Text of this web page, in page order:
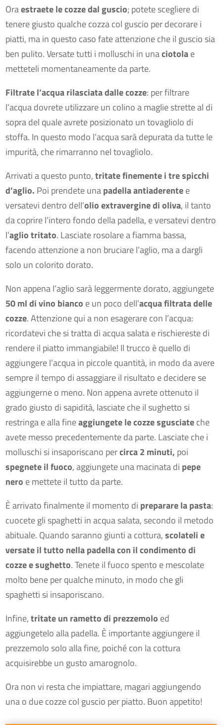
Oraestraete le cozze dal guscio; potete scegliere di
tenere giusto qualche cozza col guscio per decorare i
piatti, ma in questo caso fate attenzione che il guscio sia
ben pulito. Versate tutti i molluschi in unaciotolae
metteteli momentaneamente da parte.
Filtrate l’acqua rilasciata dalle cozze: per filtrare
l’acqua dovrete utilizzare un colino a maglie strette al di
sopra del quale avrete posizionato un tovagliolo di
stoffa. In questo modo l’acqua sarà depurata da tutte le
impurità, che rimarranno nel tovagliolo.
Arrivati a questo punto,tritate finemente i tre spicchi
d’aglio. Poi prendete unapadella antiaderentee
versatevi dentro dell’olio extravergine di oliva, il tanto
da coprire l’intero fondo della padella, e versatevi dentro
l’aglio tritato. Lasciate rosolare a fiamma bassa,
facendo attenzione a non bruciare l’aglio, ma a dargli
solo un colorito dorato.
Non appena l’aglio sarà leggermente dorato, aggiungete
50 ml di vino bianco e un poco dell’acqua filtrata delle
cozze. Attenzione qui a non esagerare con l’acqua:
ricordatevi che si tratta di acqua salata e rischiereste di
rendere il piatto immangiabile! Il trucco è quello di
aggiungere l’acqua in piccole quantità, in modo da avere
sempre il tempo di assaggiare il risultato e decidere se
aggiungerne o meno. Non appena avrete ottenuto il
grado giusto di sapidità, lasciate che il sughetto si
restringa e alla fineaggiungete le cozze sgusciateche
avete messo precedentemente da parte. Lasciate che i
molluschi si insaporiscano percirca 2 minuti, poi
spegnete il fuoco, aggiungete una macinata di pepe
nero e mettete il tutto da parte.
È arrivato finalmente il momento di preparare la pasta:
cuocete gli spaghetti in acqua salata, secondo il metodo
abituale. Quando saranno giunti a cottura,scolateli e
versate il tutto nella padella con il condimento di
cozze e sughetto. Tenete il fuoco spento e mescolate
molto bene per qualche minuto, in modo che gli
spaghetti si insaporiscano.
Infine,tritate un rametto di prezzemolo ed
aggiungetelo alla padella. È importante aggiungere il
prezzemolo solo alla fine, poiché con la cottura
acquisirebbe un gusto amarognolo.
Ora non vi resta che impiattare, magari aggiungendo
una o due cozze col guscio per piatto. Buon appetito!